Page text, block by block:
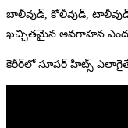
బాలీవుడ్, కోలీవుడ్,
ఖచ్చితమైన అవగాహన
కెరీర్‌లో సూపర్ హిట్స్